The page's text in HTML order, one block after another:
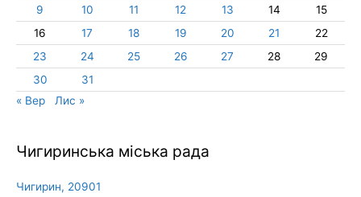
9
10 11 12 13 14
15
16
17 18 19 20 21
22
23
24 25 26 27 28
29
30
31
« Вер
Лис »
Чигиринська міська рада
Чигирин, 20901